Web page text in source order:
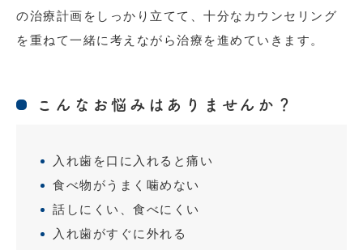
の治療計画をしっかり立てて、十分なカウンセリング
を重ねて一緒に考えながら治療を進めていきます。
こんなお悩みはありませんか？
入れ歯を口に入れると痛い
食べ物がうまく噛めない
話しにくい、食べにくい
入れ歯がすぐに外れる